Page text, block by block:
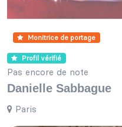
Monitrice de portage
Profil vérifié
Pas encore de note
Danielle Sabbague
Paris